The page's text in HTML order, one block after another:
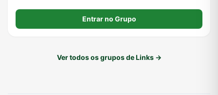
Entrar no Grupo
Ver todos os grupos de Links →